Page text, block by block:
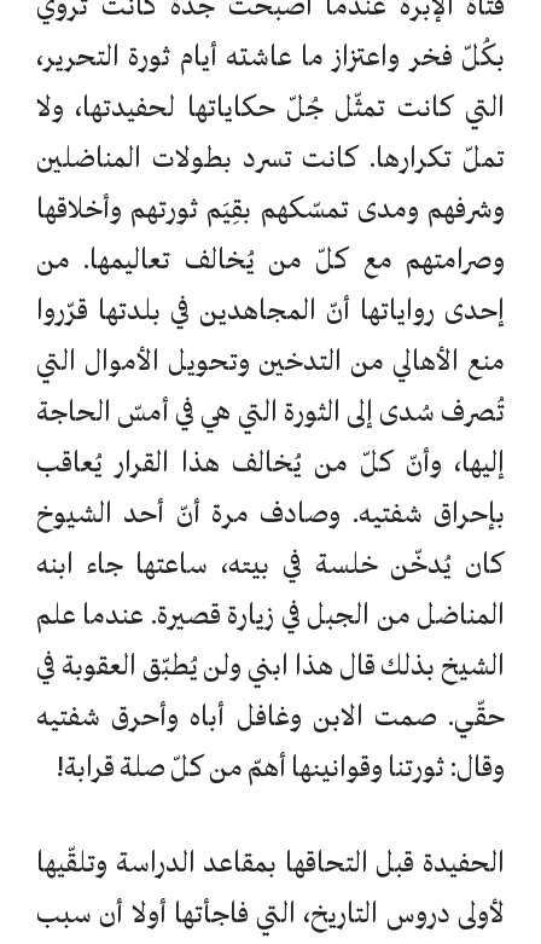
بكُلّ فخر واعتزاز ما عاشته أيام ثورة التحرير،
التي كانت تمثّل جُلّ حكاياتها لحفيدتها، ولا
تملّ تكرارها. كانت تسرد بطولات المناضلين
وشرفهم ومدى تمسّكهم بقِيَم ثورتهم وأخلاقها
وصرامتهم مع كلّ من يُخالف تعاليمها. من
إحدى رواياتها أنّ المجاهدين في بلدتها قرّروا
منع الأهالي من التدخين وتحويل الأموال التي
تُصرف سُدى إلى الثورة التي هي في أمسّ الحاجة
إليها، وأنّ كلّ من يُخالف هذا القرار يُعاقب
بإحراق شفتيه. وصادف مرة أنّ أحد الشيوخ
كان يُدخّن خلسة في بيته، ساعتها جاء ابنه
المناضل من الجبل في زيارة قصيرة. عندما علم
الشيخ بذلك قال هذا ابني ولن يُطبّق العقوبة في
حقّي. صمت الابن وغافل أباه وأحرق شفتيه
وقال: ثورتنا وقوانينها أهمّ من كلّ صلة قرابة!
الحفيدة قبل التحاقها بمقاعد الدراسة وتلقّيها
لأولى دروس التاريخ، التي فاجأتها أولا أن سبب